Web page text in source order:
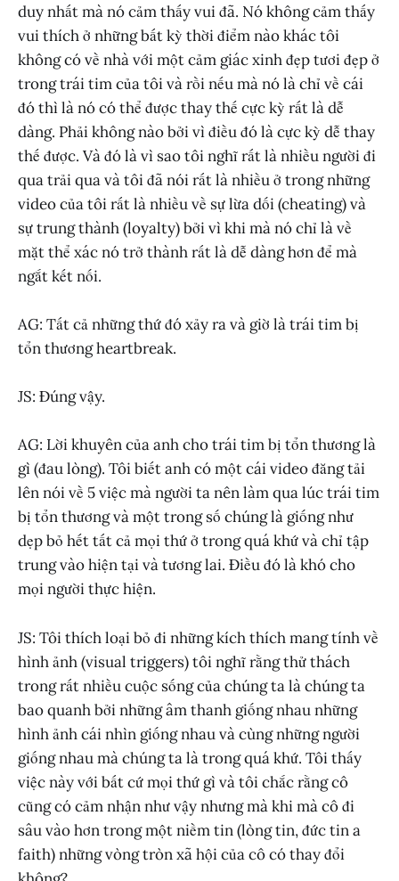
duy nhất mà nó cảm thấy vui đã. Nó không cảm thấy
vui thích ở những bất kỳ thời điểm nào khác tôi
không có về nhà với một cảm giác xinh đẹp tươi đẹp ở
trong trái tim của tôi và rồi nếu mà nó là chỉ về cái
đó thì là nó có thể được thay thế cực kỳ rất là dễ
dàng. Phải không nào bởi vì điều đó là cực kỳ dễ thay
thế được. Và đó là vì sao tôi nghĩ rất là nhiều người đi
qua trải qua và tôi đã nói rất là nhiều ở trong những
video của tôi rất là nhiều về sự lừa dối (cheating) và
sự trung thành (loyalty) bởi vì khi mà nó chỉ là về
mặt thể xác nó trở thành rất là dễ dàng hơn để mà
ngắt kết nối.
AG: Tất cả những thứ đó xảy ra và giờ là trái tim bị
tổn thương heartbreak.
JS: Đúng vậy.
AG: Lời khuyên của anh cho trái tim bị tổn thương là
gì (đau lòng). Tôi biết anh có một cái video đăng tải
lên nói về 5 việc mà người ta nên làm qua lúc trái tim
bị tổn thương và một trong số chúng là giống như
dẹp bỏ hết tất cả mọi thứ ở trong quá khứ và chỉ tập
trung vào hiện tại và tương lai. Điều đó là khó cho
mọi người thực hiện.
JS: Tôi thích loại bỏ đi những kích thích mang tính về
hình ảnh (visual triggers) tôi nghĩ rằng thử thách
trong rất nhiều cuộc sống của chúng ta là chúng ta
bao quanh bởi những âm thanh giống nhau những
hình ảnh cái nhìn giống nhau và cùng những người
giống nhau mà chúng ta là trong quá khứ. Tôi thấy
việc này với bất cứ mọi thứ gì và tôi chắc rằng cô
cũng có cảm nhận như vậy nhưng mà khi mà cô đi
sâu vào hơn trong một niềm tin (lòng tin, đức tin a
faith) những vòng tròn xã hội của cô có thay đổi